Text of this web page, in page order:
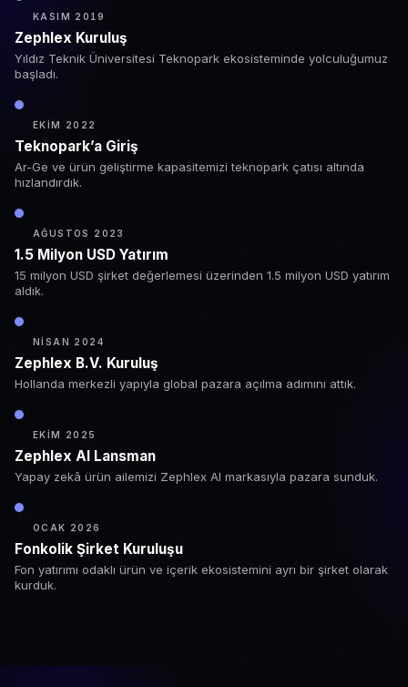
KASIM 2019
Zephlex Kuruluş
Yıldız Teknik Üniversitesi Teknopark ekosisteminde yolculuğumuz
başladı.
EKIM 2022
Teknopark’a Giriş
Ar-Ge ve ürün geliştirme kapasitemizi teknopark çatısı altında
hızlandırdık.
AĞUSTOS 2023
1.5 Milyon USD Yatırım
15 milyon USD şirket değerlemesi üzerinden 1.5 milyon USD yatırım
aldık.
NISAN 2024
Zephlex B.V. Kuruluş
Hollanda merkezli yapıyla global pazara açılma adımını attık.
EKIM 2025
Zephlex AI Lansman
Yapay zekâ ürün ailemizi Zephlex AI markasıyla pazara sunduk.
OCAK 2026
Fonkolik Şirket Kuruluşu
Fon yatırımı odaklı ürün ve içerik ekosistemini ayrı bir şirket olarak
kurduk.